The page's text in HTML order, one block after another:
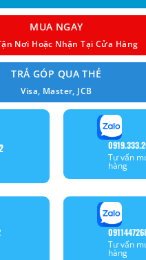
MUA NGAY
Nơi Hoặc Nhận Tại Cửa Hàng
TRẢ GÓP QUA THẺ
Visa, Master, JCB
Tư vấn
hàng
Tư vấn
hàng